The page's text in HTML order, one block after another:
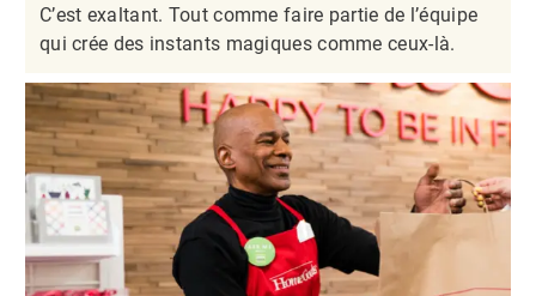
C’est exaltant. Tout comme faire partie de l’équipe
qui crée des instants magiques comme ceux-là.​​​​​​​